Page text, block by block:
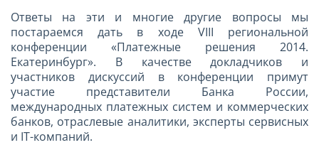
Ответы на эти и многие другие вопросы мы
постараемся дать в ходе VIII региональной
конференции «Платежные решения 2014.
Екатеринбург». В качестве докладчиков и
участников дискуссий в конференции примут
участие представители Банка России,
международных платежных систем и коммерческих
банков, отраслевые аналитики, эксперты сервисных
и IT-компаний.